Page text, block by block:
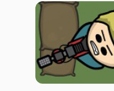
необитаемого острова.
будет